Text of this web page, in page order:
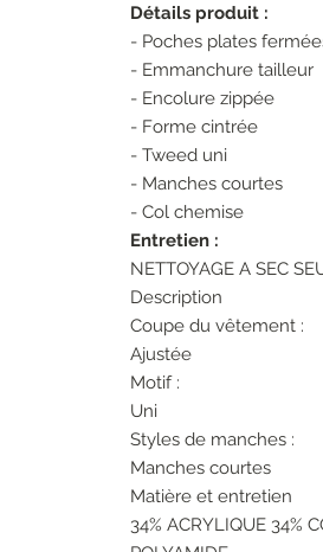
Détails produit :
- Poches plates
- Emmanchure tailleur
- Encolure zippée
- Forme cintrée
- Tweed uni
- Manches courtes
- Col chemise
Entretien :
NETTOYAGE A SEC
Description
Coupe du vêtement :
Ajustée
Motif :
Uni
Styles de manches :
Manches courtes
Matière et entretien
34% ACRYLIQUE 34%